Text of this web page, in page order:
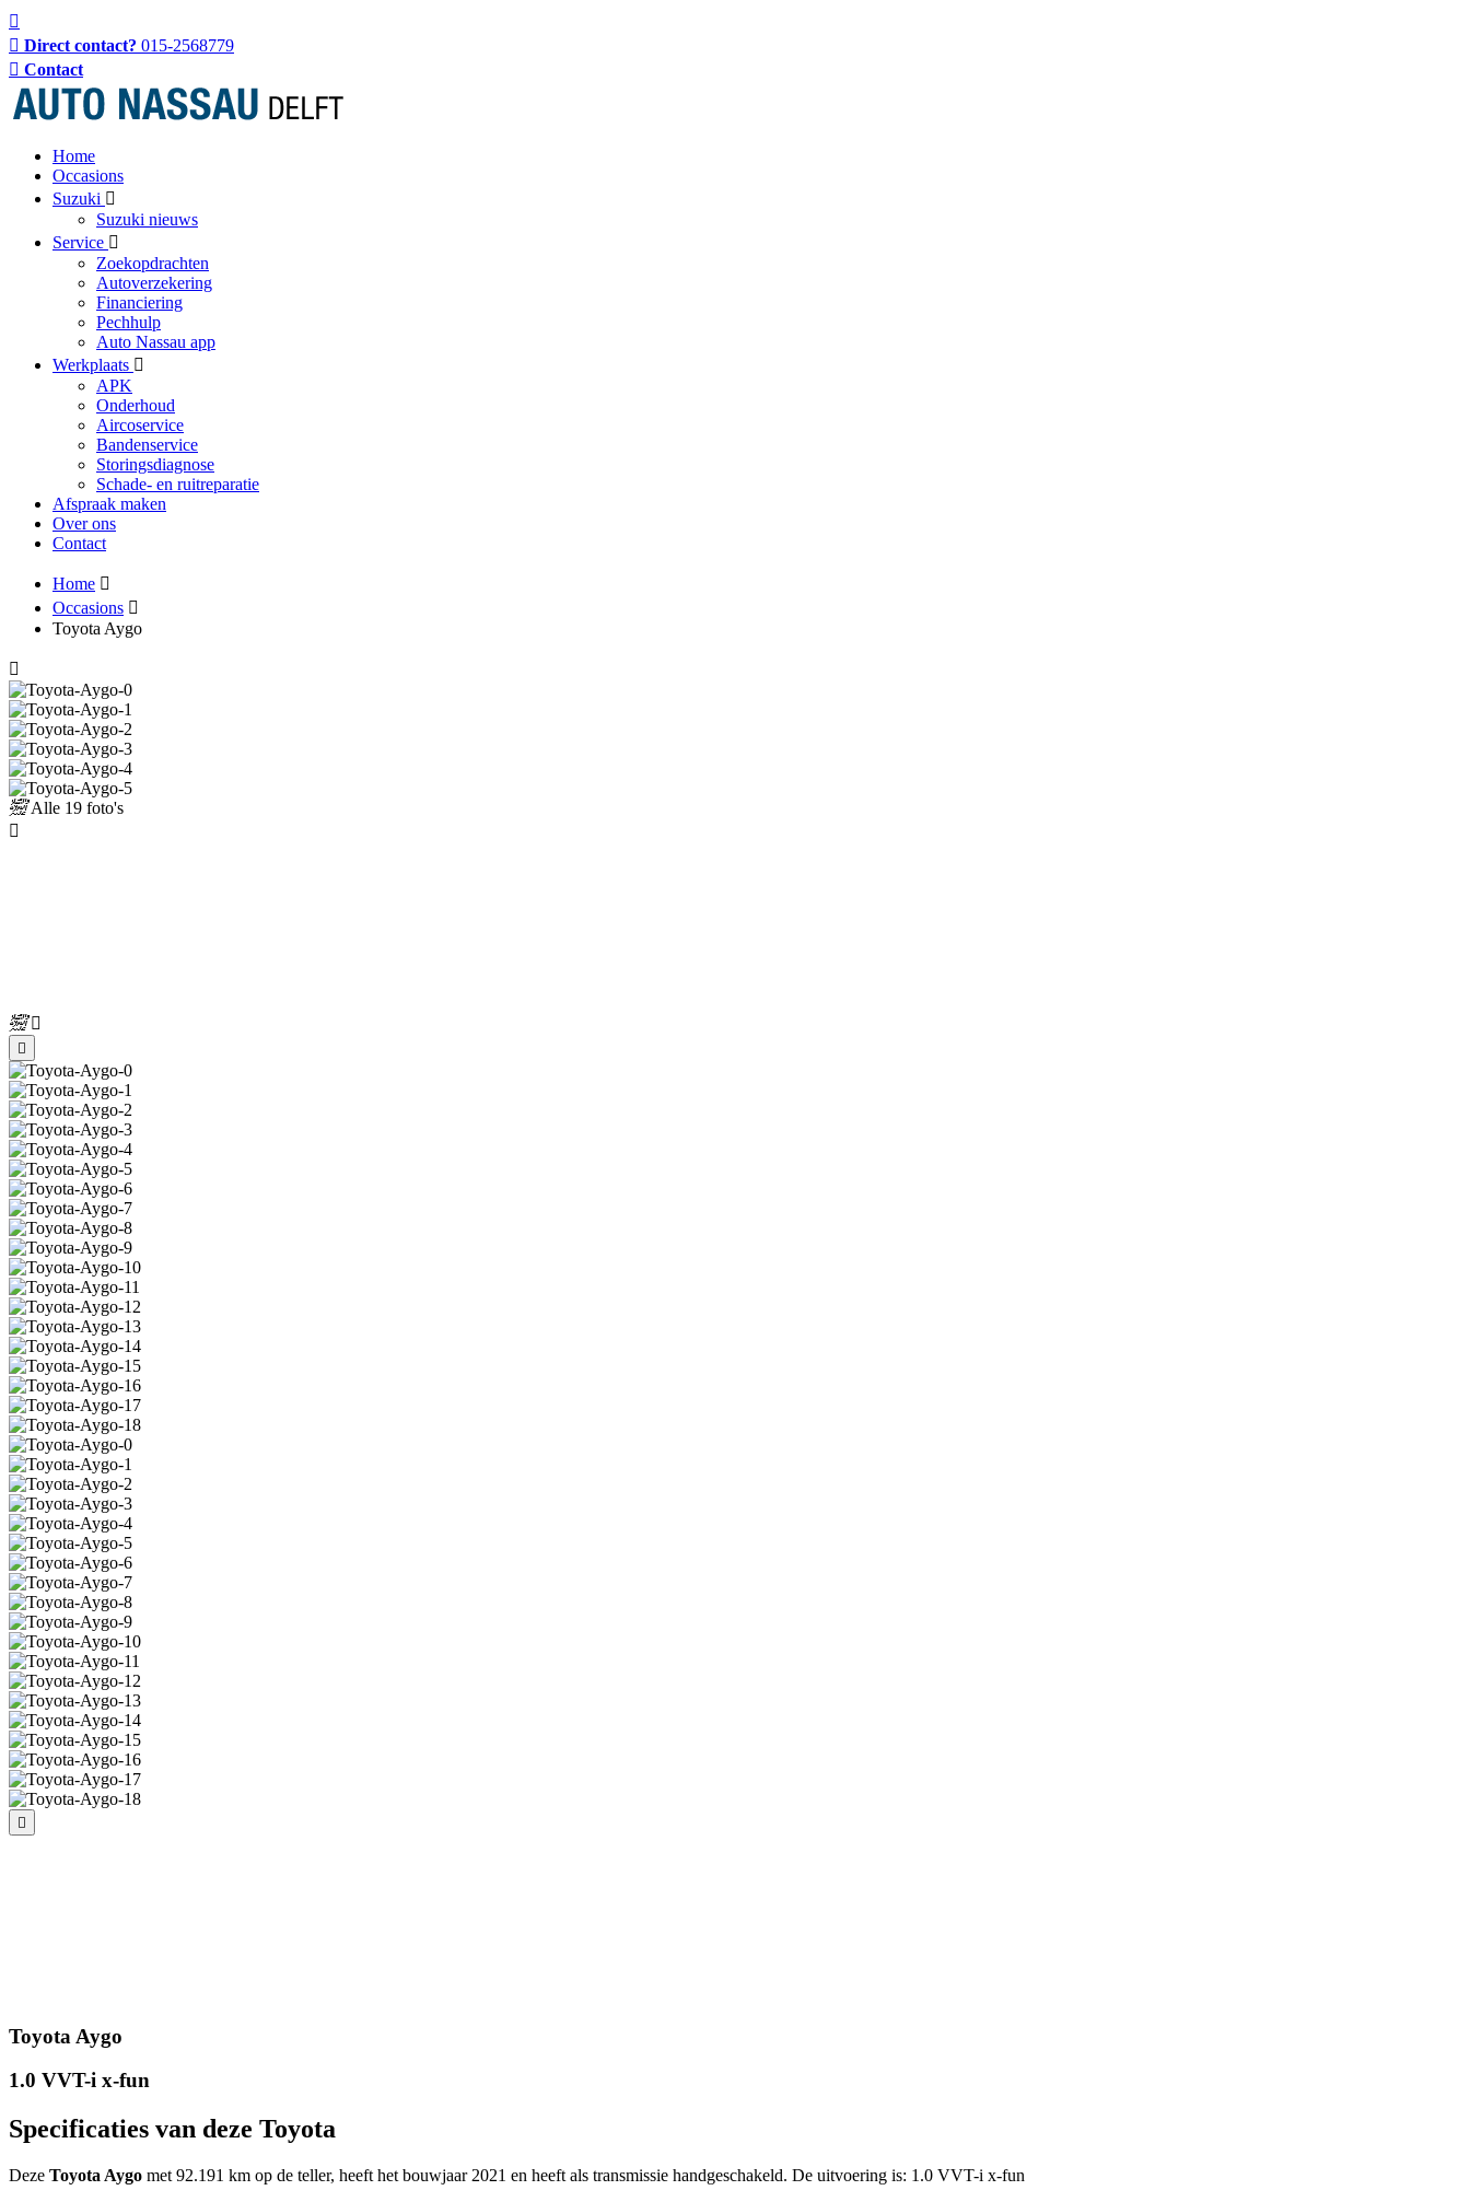
Direct contact? 015-2568779
Contact
Home
Occasions
Suzuki
Suzuki nieuws
Service
Zoekopdrachten
Autoverzekering
Financiering
Pechhulp
Auto Nassau app
Werkplaats
APK
Onderhoud
Aircoservice
Bandenservice
Storingsdiagnose
Schade- en ruitreparatie
Afspraak maken
Over ons
Contact
Home
Occasions
Toyota Aygo
Alle 19 foto's
Toyota Aygo
1.0 VVT-i x-fun
Specificaties van deze Toyota
Deze Toyota Aygo met 92.191 km op de teller, heeft het bouwjaar 2021 en heeft als transmissie handgeschakeld. De uitvoering is: 1.0 VVT-i x-fun